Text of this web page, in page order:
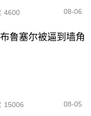
4600 08-06
鲁塞尔被逼到墙角
15006 08-05